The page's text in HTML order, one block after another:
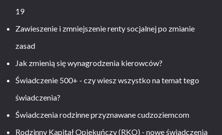
19
Zawieszenie i zmniejszenie renty socjalnej po zmianie
zasad
Jak zmienią się wynagrodzenia kierowców?
Świadczenie 500+ - czy wiesz wszystko na temat tego
świadczenia?
Świadczenia rodzinne przyznawane cudzoziemcom
Rodzinny Kapitał Opiekuńczy (RKO) - nowe świadczenia